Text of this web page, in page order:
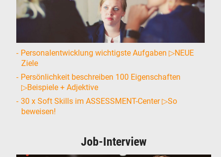
Personalentwicklung wichtigste Aufgaben ▷NEUE
Ziele
Persönlichkeit beschreiben 100 Eigenschaften
▷Beispiele + Adjektive
30 x Soft Skills im ASSESSMENT-Center ▷So
beweisen!
Job-Interview